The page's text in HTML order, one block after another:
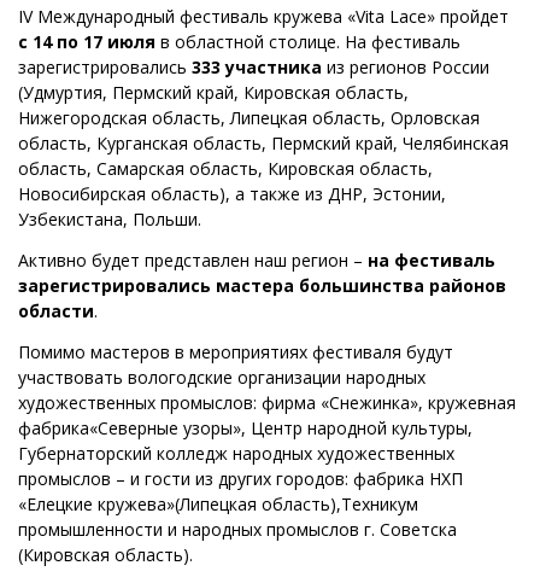
IV Международный фестиваль кружева «Vita Lace» пройдет
с 14 по 17 июля в областной столице. На фестиваль
зарегистрировались 333 участника из регионов России
(Удмуртия, Пермский край, Кировская область,
Нижегородская область, Липецкая область, Орловская
область, Курганская область, Пермский край, Челябинская
область, Самарская область, Кировская область,
Новосибирская область), а также из ДНР, Эстонии,
Узбекистана, Польши.
Активно будет представлен наш регион – на фестиваль
зарегистрировались мастера большинства районов
области.
Помимо мастеров в мероприятиях фестиваля будут
участвовать вологодские организации народных
художественных промыслов: фирма «Снежинка», кружевная
фабрика«Северные узоры», Центр народной культуры,
Губернаторский колледж народных художественных
промыслов – и гости из других городов: фабрика НХП
«Елецкие кружева»(Липецкая область),Техникум
промышленности и народных промыслов г. Советска
(Кировская область).